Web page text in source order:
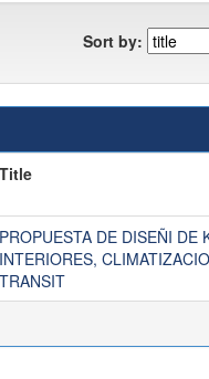
Sort by:
Title
PROPUESTA DE DISEÑI DE
INTERIORES,
TRANSIT